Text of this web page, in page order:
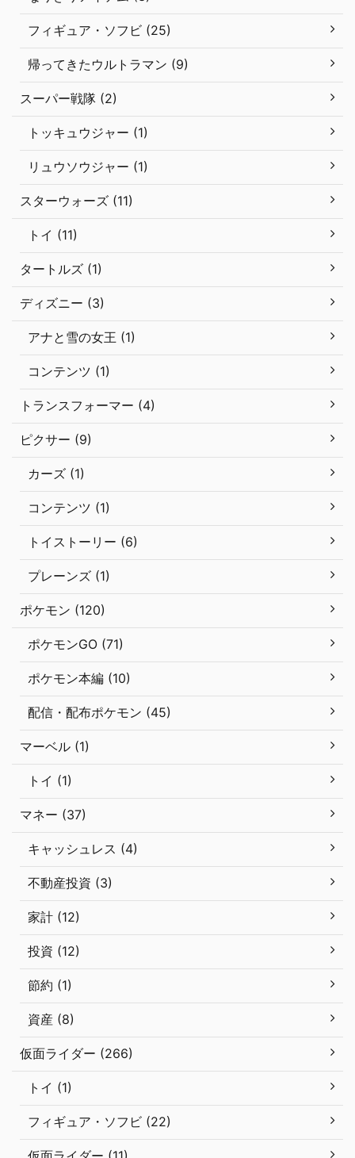
フィギュア・ソフビ (25)
帰ってきたウルトラマン (9)
スーパー戦隊 (2)
トッキュウジャー (1)
リュウソウジャー (1)
スターウォーズ (11)
トイ (11)
タートルズ (1)
ディズニー (3)
アナと雪の女王 (1)
コンテンツ (1)
トランスフォーマー (4)
ピクサー (9)
カーズ (1)
コンテンツ (1)
トイストーリー (6)
プレーンズ (1)
ポケモン (120)
ポケモンGO (71)
ポケモン本編 (10)
配信・配布ポケモン (45)
マーベル (1)
トイ (1)
マネー (37)
キャッシュレス (4)
不動産投資 (3)
家計 (12)
投資 (12)
節約 (1)
資産 (8)
仮面ライダー (266)
トイ (1)
フィギュア・ソフビ (22)